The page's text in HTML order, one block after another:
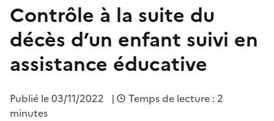
Contrôle à la suite du
décès d’un enfant suivi en
assistance éducative
Publié le03/11/2022 |
Temps de lecture : 2
minutes